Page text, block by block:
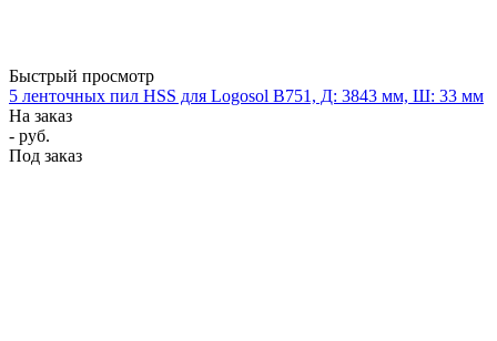
Быстрый просмотр
5 ленточных пил HSS для Logosol B751, Д: 3843 мм, Ш: 33 мм
На заказ
- руб.
Под заказ